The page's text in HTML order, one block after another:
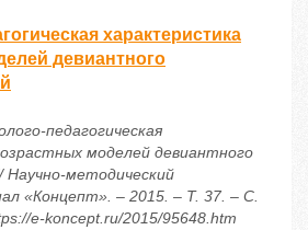
характеристика
девиантного
педагогическая
моделей девиантного
Научно-методический
«Концепт». – 2015. – Т. 37. – С.
e-koncept.ru/2015/95648.htm